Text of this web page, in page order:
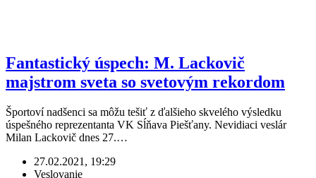
Fantastický úspech: M. Lackovič
majstrom sveta so svetovým rekordom
Športoví nadšenci sa môžu tešiť z ďalšieho skvelého výsledku
úspešného reprezentanta VK Sĺňava Piešťany. Nevidiaci veslár
Milan Lackovič dnes 27.…
27.02.2021, 19:29
Veslovanie